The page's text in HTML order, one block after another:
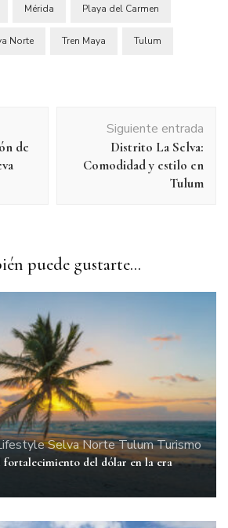
Mérida Playa del Carmen
Norte Tren Maya Tulum
de
Siguiente entrada
Distrito La Selva:
Comodidad y estilo en
Tulum
puede gustarte...
Selva NorteTulumTurismo
fortalecimiento del dólar en la era